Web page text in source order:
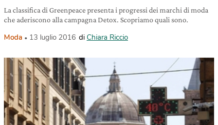
La classifica di Greenpeace presenta i progressi dei marchi di moda
che aderiscono alla campagna Detox. Scopriamo quali sono.
Moda 13 luglio 2016 di Chiara Riccio